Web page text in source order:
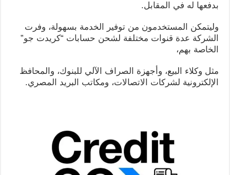
بدفعها له في المقابل.
وليتمكن المستخدمون من توفير الخدمة بسهولة، وفرت
الشركة عدة قنوات مختلفة لشحن حسابات “كريدت جو”
الخاصة بهم،
مثل وكلاء البيع، وأجهزة الصراف الآلي للبنوك، والمحافظ
الإلكترونية لشركات الاتصالات، ومكاتب البريد المصري.